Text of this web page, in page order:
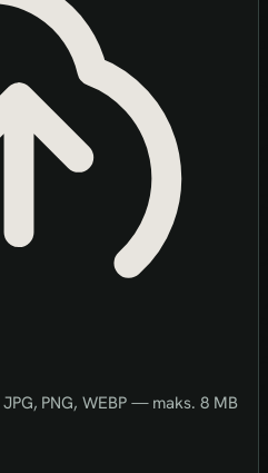
JPG, PNG, WEBP — maks. 8 MB